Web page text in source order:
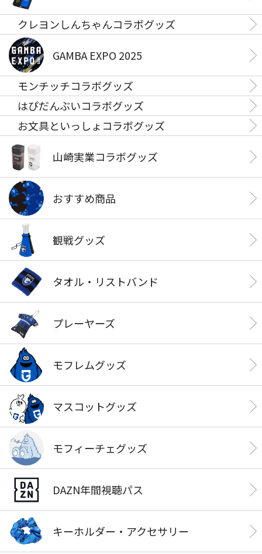
クレヨンしんちゃんコラボグッズ
GAMBA EXPO 2025
モンチッチコラボグッズ
はぴだんぶいコラボグッズ
お文具といっしょコラボグッズ
山崎実業コラボグッズ
おすすめ商品
観戦グッズ
タオル・リストバンド
プレーヤーズ
モフレムグッズ
マスコットグッズ
モフィーチェグッズ
DAZN年間視聴パス
キーホルダー・アクセサリー